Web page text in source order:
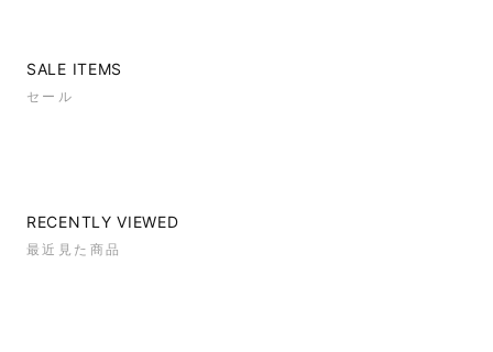
SALE ITEMS
セール
RECENTLY VIEWED
最近見た商品